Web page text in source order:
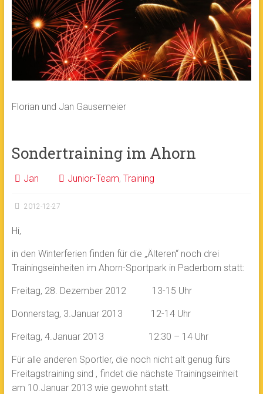
Florian und Jan Gausemeier
Sondertraining im Ahorn
Jan Junior-Team, Training
2012-12-27
Hi,
in den Winterferien finden für die „Älteren“ noch drei
Trainingseinheiten im Ahorn-Sportpark in Paderborn statt:
Freitag, 28. Dezember 2012 13-15 Uhr
Donnerstag, 3.Januar 2013 12-14 Uhr
Freitag, 4.Januar 2013 12:30 – 14 Uhr
Für alle anderen Sportler, die noch nicht alt genug fürs
Freitagstraining sind , findet die nächste Trainingseinheit
am 10.Januar 2013 wie gewohnt statt.